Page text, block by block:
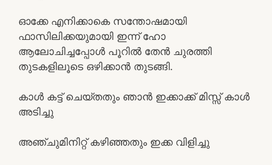
ഓക്കേ എനിക്കാകെ സന്തോഷമായി
ഫാസിലിക്കയുമായി ഇന്ന് ഹോ
ആലോചിച്ചപ്പോൾ പൂറിൽ തേൻ ചുരത്തി
തുടകളിലൂടെ ഒഴിക്കാൻ തുടങ്ങി.
കാൾ കട്ട് ചെയ്തതും ഞാൻ ഇക്കാക്ക് മിസ്സ് കാൾ
അടിച്ചു
അഞ്ചുമിനിറ്റ് കഴിഞ്ഞതും ഇക്ക വിളിച്ചു